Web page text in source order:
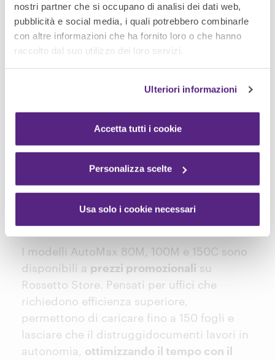
nostri partner che si occupano di analisi dei dati web,
pubblicità e social media, i quali potrebbero combinarle
con altre informazioni che ha fornito loro o che hanno
raccolto dal suo utilizzo dei loro servizi.
Ulteriori informazioni
Accetta tutti i cookie
Personalizza scelte
Usa solo i cookie necessari
promotion.com .
Serie AutoMax: automazione e
produttività in offerta
I modelli AutoMax 80M, 100M e 150C sono
disponibili a prezzi promozionali su
Rossetto Store. Pensati per uffici che
richiedono efficienza superiore,
permettono di caricare fino a 150 fogli e
lasciare che il distruggidocumenti lavori in
autonomia, ottimizzando il tempo con il